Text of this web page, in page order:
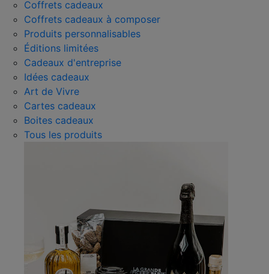
Coffrets cadeaux
Coffrets cadeaux à composer
Produits personnalisables
Éditions limitées
Cadeaux d'entreprise
Idées cadeaux
Art de Vivre
Cartes cadeaux
Boites cadeaux
Tous les produits